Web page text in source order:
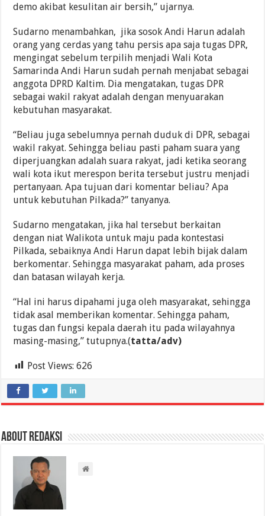
demo akibat kesulitan air bersih,” ujarnya.
Sudarno menambahkan, jika sosok Andi Harun adalah
orang yang cerdas yang tahu persis apa saja tugas DPR,
mengingat sebelum terpilih menjadi Wali Kota
Samarinda Andi Harun sudah pernah menjabat sebagai
anggota DPRD Kaltim. Dia mengatakan, tugas DPR
sebagai wakil rakyat adalah dengan menyuarakan
kebutuhan masyarakat.
“Beliau juga sebelumnya pernah duduk di DPR, sebagai
wakil rakyat. Sehingga beliau pasti paham suara yang
diperjuangkan adalah suara rakyat, jadi ketika seorang
wali kota ikut merespon berita tersebut justru menjadi
pertanyaan. Apa tujuan dari komentar beliau? Apa
untuk kebutuhan Pilkada?” tanyanya.
Sudarno mengatakan, jika hal tersebut berkaitan
dengan niat Walikota untuk maju pada kontestasi
Pilkada, sebaiknya Andi Harun dapat lebih bijak dalam
berkomentar. Sehingga masyarakat paham, ada proses
dan batasan wilayah kerja.
“Hal ini harus dipahami juga oleh masyarakat, sehingga
tidak asal memberikan komentar. Sehingga paham,
tugas dan fungsi kepala daerah itu pada wilayahnya
masing-masing,” tutupnya.(tatta/adv)
Post Views: 626
About Redaksi